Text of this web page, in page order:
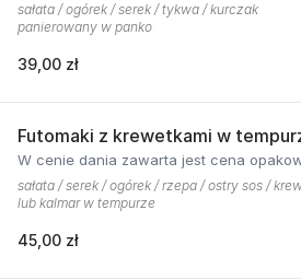
sałata / ogórek / serek / tykwa / kurczak
panierowany w panko
39,00 zł
Futomaki z krewetkami w
W cenie dania zawarta jest cena
sałata / serek / ogórek / rzepa / ostry sos /
lub kalmar w tempurze
45,00 zł